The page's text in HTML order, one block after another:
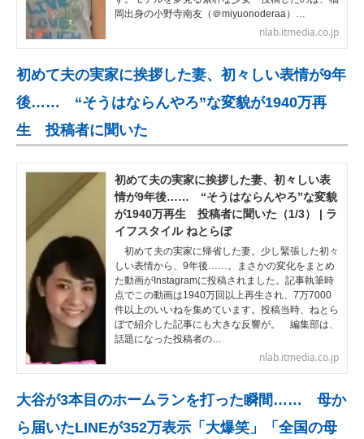
岡出身の小野寺南友（＠miyuonoderaa）…
nlab.itmedia.co.jp
初めて夫の実家に挨拶した妻、初々しい表情が9年
後…… “そうはならんやろ”な変貌が1940万再
生 投稿者に聞いた
初めて夫の実家に挨拶した妻、初々しい表
情が9年後…… “そうはならんやろ”な変貌
が1940万再生 投稿者に聞いた（1/3） | ラ
イフスタイル ねとらぼ
初めて夫の実家に帰省した妻。少し緊張した初々
しい表情から、9年後……。まさかの変化をまとめ
た動画がInstagramに投稿されました。記事執筆時
点でこの動画は1940万回以上再生され、7万7000
件以上のいいねを集めています。投稿当時、ねとら
ぼで紹介した記事にも大きな反響が。 編集部は、
話題になった投稿者の…
nlab.itmedia.co.jp
大谷が3本目のホームランを打った瞬間…… 母か
ら届いたLINEが352万表示「大爆笑」「全国の母